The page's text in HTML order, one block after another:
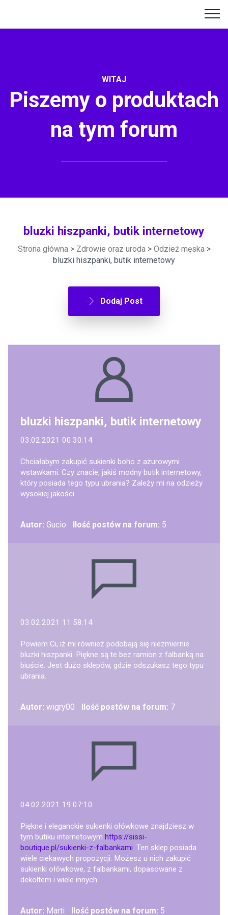
WITAJ
Piszemy o produktach
na tym forum
bluzki hiszpanki, butik internetowy
Strona główna> Zdrowie oraz uroda> Odzież męska>
bluzki hiszpanki, butik internetowy
Dodaj Post
bluzki hiszpanki, butik internetowy
03.02.2021 00:30:14
Chciałabym zakupić sukienki boho z ażurowymi
wstawkami. Czy znacie, jakiś modny butik internetowy,
który posiada tego typu ubrania? Zależy mi na odzieży
wysokiej jakości.
Autor: Gucio Ilość postów na forum: 5
03.02.2021 11:58:14
Powiem Ci, iż mi również podobają się niezmiernie
bluzki hiszpanki. Piękne są te bez ramion z falbanką na
biuście. Jest dużo sklepów, gdzie odszukasz tego typu
ubrania.
Autor: wigry00 Ilość postów na forum: 7
04.02.2021 19:07:10
Piękne i eleganckie sukienki ołówkowe znajdziesz w
tym butiku internetowym https://sissi-
boutique.pl/sukienki-z-falbankami. Ten sklep posiada
wiele ciekawych propozycji. Możesz u nich zakupić
sukienki ołówkowe, z falbankami, dopasowane z
dekoltem i wiele innych.
Autor: Marti Ilość postów na forum: 5